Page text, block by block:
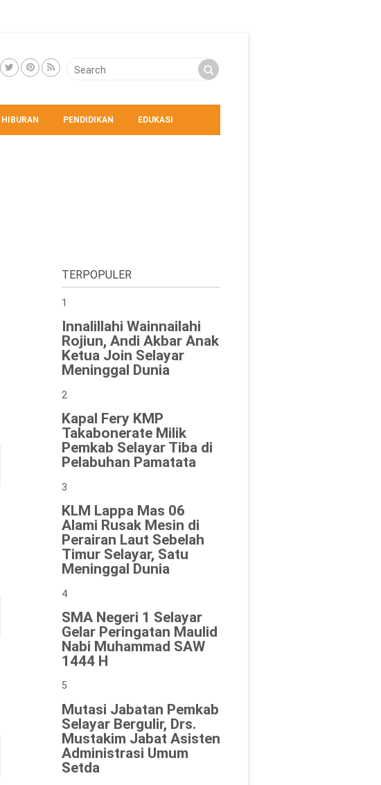
HIBURAN PENDIDIKAN EDUKASI
TERPOPULER
1
Innalillahi Wainnailahi
Rojiun, Andi Akbar Anak
Ketua Join Selayar
Meninggal Dunia
2
Kapal Fery KMP
Takabonerate Milik
Pemkab Selayar Tiba di
Pelabuhan Pamatata
3
KLM Lappa Mas 06
Alami Rusak Mesin di
Perairan Laut Sebelah
Timur Selayar, Satu
Meninggal Dunia
4
SMA Negeri 1 Selayar
Gelar Peringatan Maulid
Nabi Muhammad SAW
1444 H
5
Mutasi Jabatan Pemkab
Selayar Bergulir, Drs.
Mustakim Jabat Asisten
Administrasi Umum
Setda